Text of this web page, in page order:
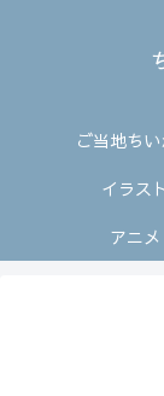
ご当地ちい
イラス
アニメ